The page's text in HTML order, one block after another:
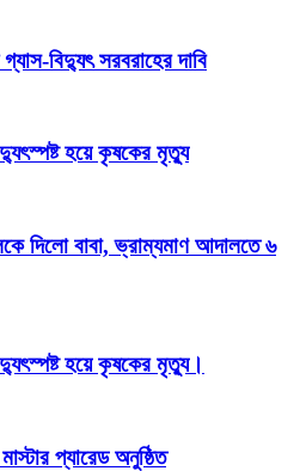
গ্যাস-বিদ্যুৎ সরবরাহের দাবি
হয়ে কৃষকের মৃত্যু
দিলো বাবা, ভ্রাম্যমাণ আদালতে ৬
হয়ে কৃষকের মৃত্যু।
প্যারেড অনুষ্ঠিত